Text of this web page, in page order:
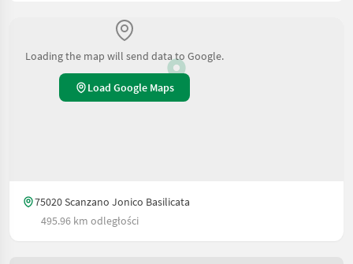
Loading the map will send data to Google.
Load Google Maps
75020 Scanzano Jonico Basilicata
495.96 km odległości